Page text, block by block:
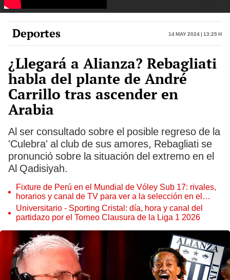
Petroperú | Sin Guion con
Rosa María Palacios
Deportes 14 May 2024 | 13:25 h
¿Llegará a Alianza? Rebagliati
habla del plante de André
Carrillo tras ascender en
Arabia
Al ser consultado sobre el posible regreso de la
'Culebra' al club de sus amores, Rebagliati se
pronunció sobre la situación del extremo en el
Al Qadisiyah.
Fixture de Perú en el Mundial de Vóley Sub 17: rivales,
horarios y canal de TV para ver a la selección en el
torneo
Universitario - Sporting Cristal: día, hora y canal del
partidazo por el Torneo Clausura de la Liga 1 2026